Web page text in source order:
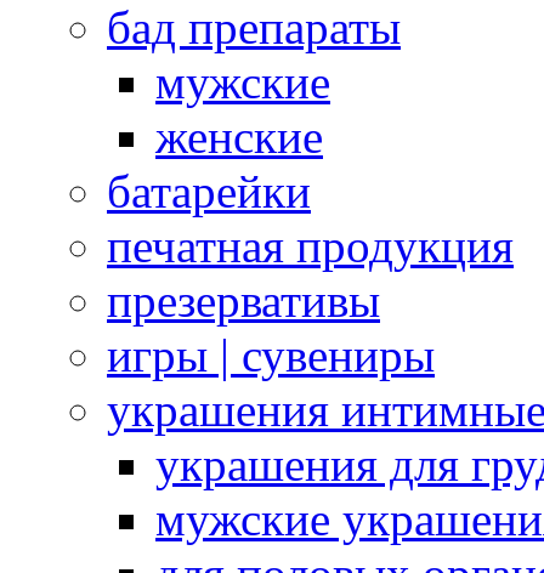
бад препараты
мужские
женские
батарейки
печатная продукция
презервативы
игры | сувениры
украшения
украшения для
мужские